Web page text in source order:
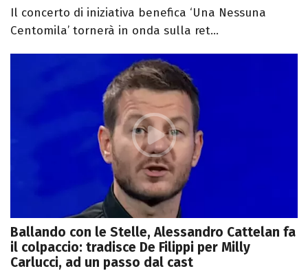
Il concerto di iniziativa benefica ‘Una Nessuna
Centomila’ tornerà in onda sulla ret...
Ballando con le Stelle, Alessandro Cattelan fa
il colpaccio: tradisce De Filippi per Milly
Carlucci, ad un passo dal cast